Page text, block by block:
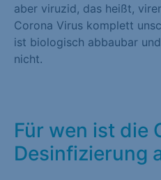
aber viruzid, das heißt,
Corona Virus komplett
ist biologisch abbaubar
nicht.
Für wen ist die
Desinfizierung